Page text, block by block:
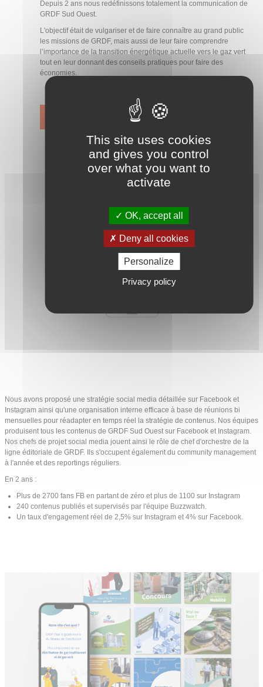
Depuis 2 ans nous redéfinissons totalement la communication de
GRDF Sud Ouest.
L'objectif était de vulgariser et de faire connaître au grand public
les missions de GRDF, mais aussi de leur faire comprendre
l’importance de la transition énergétique actuelle vers le gaz vert
tout en leur donnant des conseils pratiques pour faire des
économies.
VOIR LE CAS SUR BUZZWATCH
Nous avons proposé une stratégie social media détaillée sur Facebook et
Instagram ainsi qu'une organisation interne efficace à base de réunions bi
mensuelles pour réadapter en temps réel la stratégie de contenus. Nos équipes
produisent tous les contenus de GRDF Sud Ouest sur Facebook et Instagram.
Nos chefs de projet social media jouent ainsi le rôle de chef d'orchestre de la
ligne éditoriale de GRDF. Ils s'occupent également du community management
à l'année et des reportings réguliers.
En 2 ans :
Plus de 2700 fans FB en partant de zéro et plus de 1100 sur Instagram
240 contenus publiés et supervisés par l'équipe Buzzwatch.
Un taux d'engagement réel de 2,5% sur Instagram et 4% sur Facebook.
This site uses cookies
and gives you control
over what you want to
activate
OK, accept all
Deny all cookies
Personalize
Privacy policy